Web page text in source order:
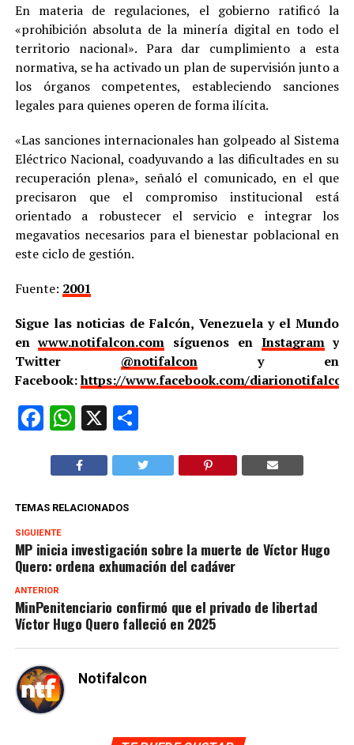
En materia de regulaciones, el gobierno ratificó la
«prohibición absoluta de la minería digital en todo el
territorio nacional». Para dar cumplimiento a esta
normativa, se ha activado un plan de supervisión junto a
los órganos competentes, estableciendo sanciones
legales para quienes operen de forma ilícita.
«Las sanciones internacionales han golpeado al Sistema
Eléctrico Nacional, coadyuvando a las dificultades en su
recuperación plena», señaló el comunicado, en el que
precisaron que el compromiso institucional está
orientado a robustecer el servicio e integrar los
megavatios necesarios para el bienestar poblacional en
este ciclo de gestión.
Fuente: 2001
Sigue las noticias de Falcón, Venezuela y el Mundo
enwww.notifalcon.com síguenos en Instagramy
Twitter @notifalcony en
Facebook:https://www.facebook.com/
Facebook
WhatsApp
X Compartir
TEMAS RELACIONADOS
SIGUIENTE
MP inicia investigación sobre la muerte de Víctor Hugo
Quero: ordena exhumación del cadáver
ANTERIOR
MinPenitenciario confirmó que el privado de libertad
Víctor Hugo Quero falleció en 2025
Notifalcon